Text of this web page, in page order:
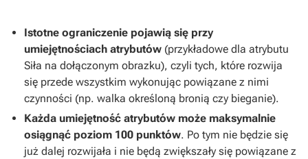
Istotne ograniczenie pojawią się przy
umiejętnościach atrybutów (przykładowe dla atrybutu
Siła na dołączonym obrazku), czyli tych, które rozwija
się przede wszystkim wykonując powiązane z nimi
czynności (np. walka określoną bronią czy bieganie).
Każda umiejętność atrybutów może maksymalnie
osiągnąć poziom 100 punktów. Po tym nie będzie się
już dalej rozwijała i nie będą zwiększały się powiązane z